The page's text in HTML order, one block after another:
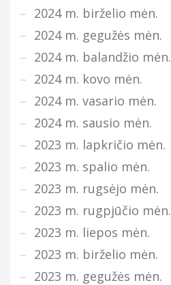
2024 m. birželio mėn.
2024 m. gegužės mėn.
2024 m. balandžio mėn.
2024 m. kovo mėn.
2024 m. vasario mėn.
2024 m. sausio mėn.
2023 m. lapkričio mėn.
2023 m. spalio mėn.
2023 m. rugsėjo mėn.
2023 m. rugpjūčio mėn.
2023 m. liepos mėn.
2023 m. birželio mėn.
2023 m. gegužės mėn.